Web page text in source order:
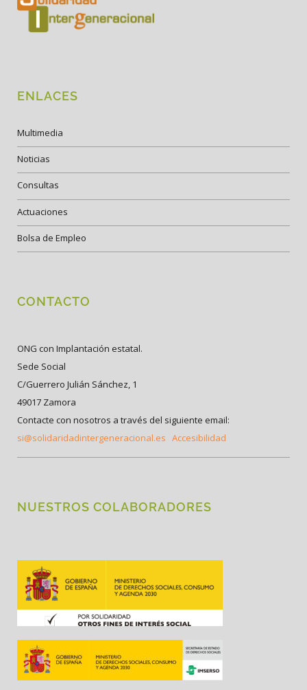
ENLACES
Multimedia
Noticias
Consultas
Actuaciones
Bolsa de Empleo
CONTACTO
ONG con Implantación estatal.
Sede Social
C/Guerrero Julián Sánchez, 1
49017 Zamora
Contacte con nosotros a través del siguiente email:
si@solidaridadintergeneracional.es Accesibilidad
NUESTROS COLABORADORES